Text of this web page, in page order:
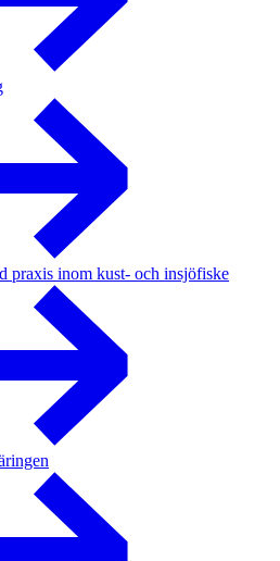
praxis inom kust- och insjöfiske